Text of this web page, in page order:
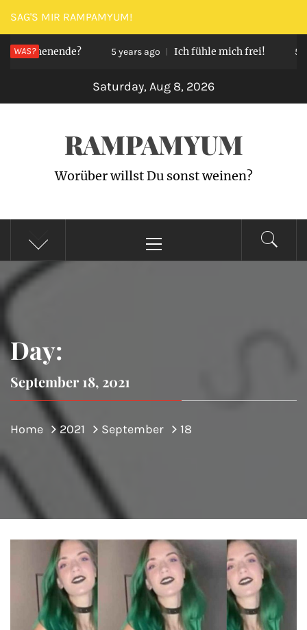
Skip
to
content
SAG'S MIR RAMPAMYUM!
WAS? 5 years ago Ich fühle mich frei! 5
Saturday, Aug 8, 2026
RAMPAMYUM
Worüber willst Du sonst weinen?
Menu
Day:
September 18, 2021
Home 2021 September 18